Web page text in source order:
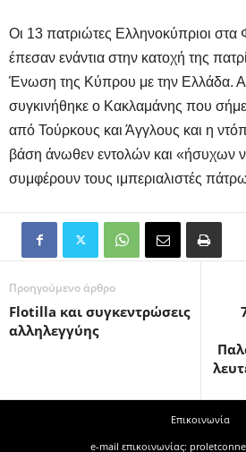
Οι 13 πατριώτες Ελληνοκύπριοι
έπεσαν ενάντια στην κατοχή της
Ένωση της Κύπρου με την Ελλάδα.
συγκινήθηκε ο Κακλαμάνης που
από Τούρκους και Άγγλους και η
βάση άνωθεν εντολών και «ήσυχων
συμφέρουν τους ιμπεριαλιστές
Προηγούμενο άρθρο
Flotilla και συγκεντρώσεις
αλληλεγγύης
Επικοινωνία
e-mail επικοινωνίας: